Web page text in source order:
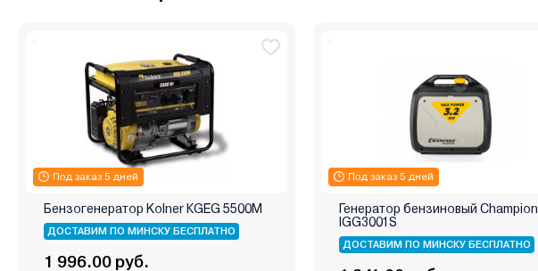
Под заказ 5 дней
Бензогенератор Kolner КGEG 5500M
ДОСТАВИМ ПО МИНСКУ БЕСПЛАТНО
1 996.00 руб.
Под заказ 5 дней
Генератор бензиновый Champion
IGG3001S
ДОСТАВИМ ПО МИНСКУ БЕСПЛАТНО